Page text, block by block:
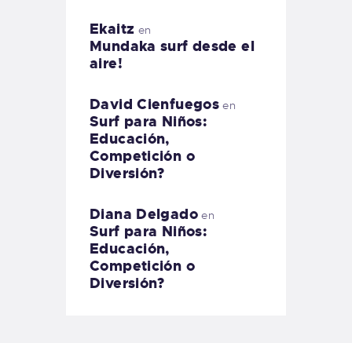
Ekaitz en
Mundaka surf desde el
aire!
David Cienfuegos en
Surf para Niños:
Educación,
Competición o
Diversión?
Diana Delgadoen
Surf para Niños:
Educación,
Competición o
Diversión?